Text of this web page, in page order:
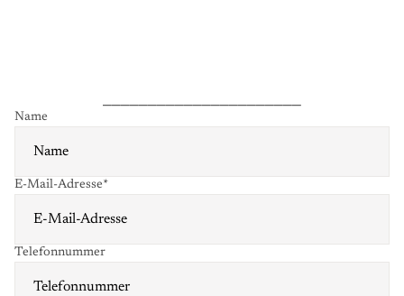
Name
E-Mail-Adresse*
Telefonnummer